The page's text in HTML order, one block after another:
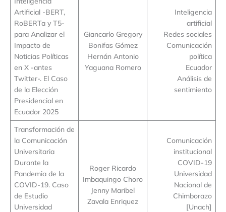
Artificial -BERT,
RoBERTa y T5-
para Analizar el
Impacto de
Noticias Políticas
en X -antes
Twitter-. El Caso
de la Elección
Presidencial en
Ecuador 2025
Giancarlo Gregory
Bonifas Gómez
Hernán Antonio
Yaguana Romero
Inteligencia
artificial
Redes sociales
Comunicación
política
Ecuador
Análisis de
sentimiento
Transformación de
la Comunicación
Universitaria
Durante la
Pandemia de la
COVID-19. Caso
de Estudio
Universidad
Roger Ricardo
Imbaquingo Choro
Jenny Maribel
Zavala Enriquez
Comunicación
institucional
COVID-19
Universidad
Nacional de
Chimborazo
[Unach]